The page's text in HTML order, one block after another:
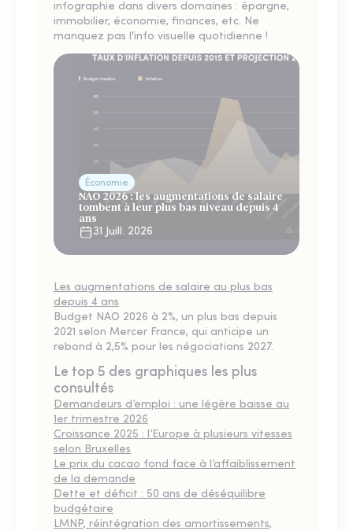
infographie dans divers domaines : épargne,
immobilier, économie, finances, etc. Ne
manquez pas l'info visuelle quotidienne !
Économie
NAO 2026 : les augmentations de salaire
tombent à leur plus bas niveau depuis 4
ans
31 Juill. 2026
Les augmentations de salaire au plus bas
depuis 4 ans
Budget NAO 2026 à 2%, un plus bas depuis
2021 selon Mercer France, qui anticipe un
rebond à 2,5% pour les négociations 2027.
Le top 5 des graphiques les plus
consultés
Demandeurs d’emploi : une légère baisse au
1er trimestre 2026
Croissance 2025 : l’Europe à plusieurs vitesses
selon Bruxelles
Le prix du cacao fond face à l’affaiblissement
de la demande
Dette et déficit : 50 ans de déséquilibre
budgétaire
LMNP, réintégration des amortissements,